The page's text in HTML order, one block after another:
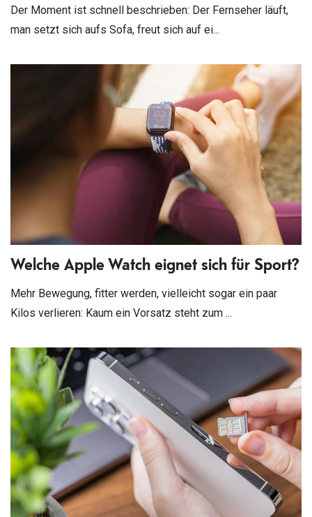
Der Moment ist schnell beschrieben: Der Fernseher läuft,
man setzt sich aufs Sofa, freut sich auf ei...
Welche Apple Watch eignet sich für Sport?
Mehr Bewegung, fitter werden, vielleicht sogar ein paar
Kilos verlieren: Kaum ein Vorsatz steht zum ...